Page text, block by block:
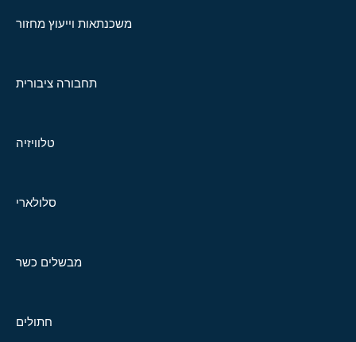
משכנתאות וייעוץ מחזור
תחבורה ציבורית
טלוויזיה
סלולארי
מבשלים כשר
חתולים